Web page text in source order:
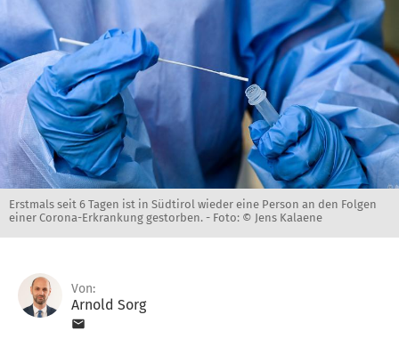
Erstmals seit 6 Tagen ist in Südtirol wieder eine Person an den Folgen
einer Corona-Erkrankung gestorben. - Foto: © Jens Kalaene
Von:
Arnold Sorg